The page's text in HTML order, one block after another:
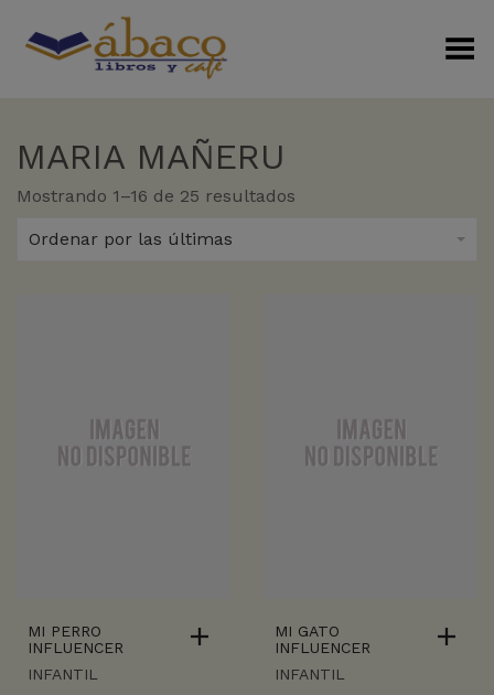
Menú Alterno
MARIA MAÑERU
Mostrando 1–16 de 25 resultados
Ordenar por las últimas
MI PERRO
INFLUENCER
INFANTIL
MI GATO
INFLUENCER
INFANTIL